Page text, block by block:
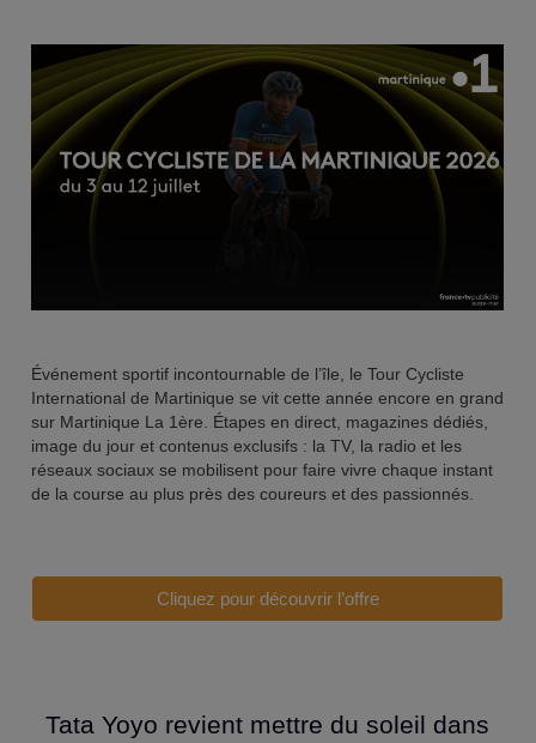
Événement sportif incontournable de l’île, le Tour Cycliste
International de Martinique se vit cette année encore en grand
sur Martinique La 1ère. Étapes en direct, magazines dédiés,
image du jour et contenus exclusifs : la TV, la radio et les
réseaux sociaux se mobilisent pour faire vivre chaque instant
de la course au plus près des coureurs et des passionnés.
Cliquez pour découvrir l’offre
Tata Yoyo revient mettre du soleil dans